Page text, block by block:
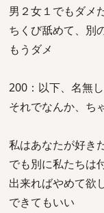
男２女１でもダメ
ちくび舐めて、別
もうダメ
200：以下、名無
それでなんか、ち
私はあなたが好き
でも別に私たちは
出来ればやめて欲
できてもいい